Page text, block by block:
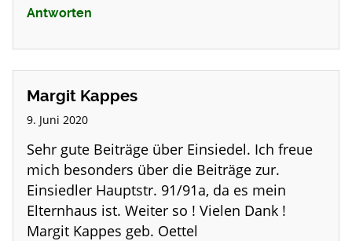
Antworten
Margit Kappes
9. Juni 2020
Sehr gute Beiträge über Einsiedel. Ich freue
mich besonders über die Beiträge zur.
Einsiedler Hauptstr. 91/91a, da es mein
Elternhaus ist. Weiter so ! Vielen Dank !
Margit Kappes geb. Oettel